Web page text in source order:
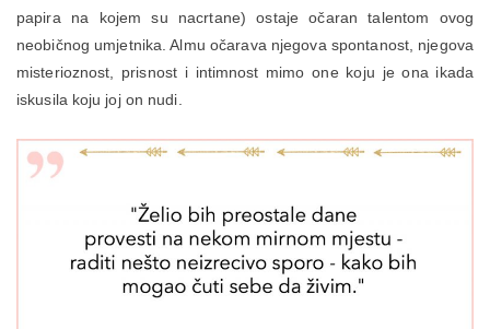
papira na kojem su nacrtane) ostaje očaran talentom ovog
neobičnog umjetnika. Almu očarava njegova spontanost, njegova
misterioznost, prisnost i intimnost mimo one koju je ona ikada
iskusila koju joj on nudi.